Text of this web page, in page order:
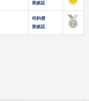
黃鎮廷
何鈞傑
黃鎮廷